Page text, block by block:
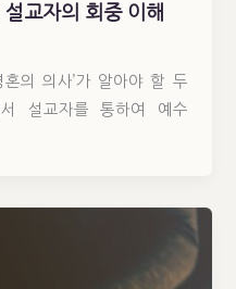
교자의 회중 이해
혼의 의사’가 알아야 할 두
설교자를 통하여 예수